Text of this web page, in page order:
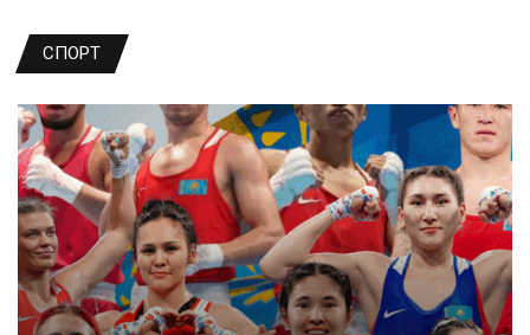
СПОРТ